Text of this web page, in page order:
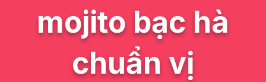
mojito bạc hà
chuẩn vị